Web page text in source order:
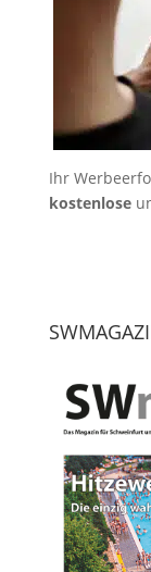
Ihr
kostenlose